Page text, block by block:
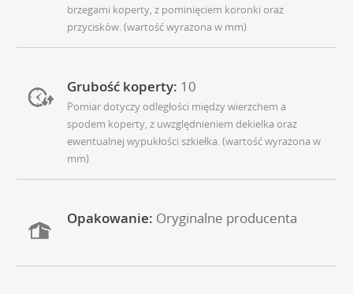
brzegami koperty, z pominięciem koronki oraz
przycisków. (wartość wyrażona w mm)
Grubość koperty: 10
Pomiar dotyczy odległości między wierzchem a
spodem koperty, z uwzględnieniem dekielka oraz
ewentualnej wypukłości szkiełka. (wartość wyrażona w
mm)
Opakowanie: Oryginalne producenta